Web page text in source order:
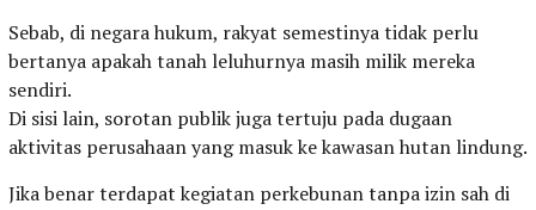
Sebab, di negara hukum, rakyat semestinya tidak perlu
bertanya apakah tanah leluhurnya masih milik mereka
sendiri.
Di sisi lain, sorotan publik juga tertuju pada dugaan
aktivitas perusahaan yang masuk ke kawasan hutan lindung.
Jika benar terdapat kegiatan perkebunan tanpa izin sah di